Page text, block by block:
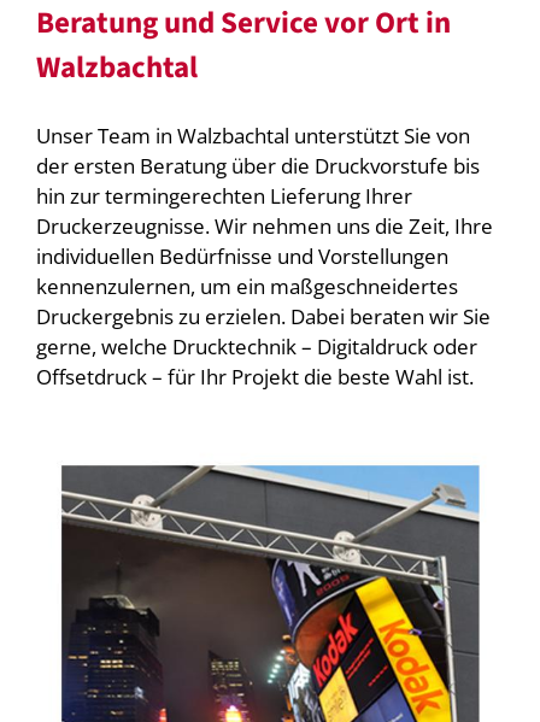
Beratung und Service vor Ort in
Walzbachtal
Unser Team in Walzbachtal unterstützt Sie von
der ersten Beratung über die Druckvorstufe bis
hin zur termingerechten Lieferung Ihrer
Druckerzeugnisse. Wir nehmen uns die Zeit, Ihre
individuellen Bedürfnisse und Vorstellungen
kennenzulernen, um ein maßgeschneidertes
Druckergebnis zu erzielen. Dabei beraten wir Sie
gerne, welche Drucktechnik – Digitaldruck oder
Offsetdruck – für Ihr Projekt die beste Wahl ist.